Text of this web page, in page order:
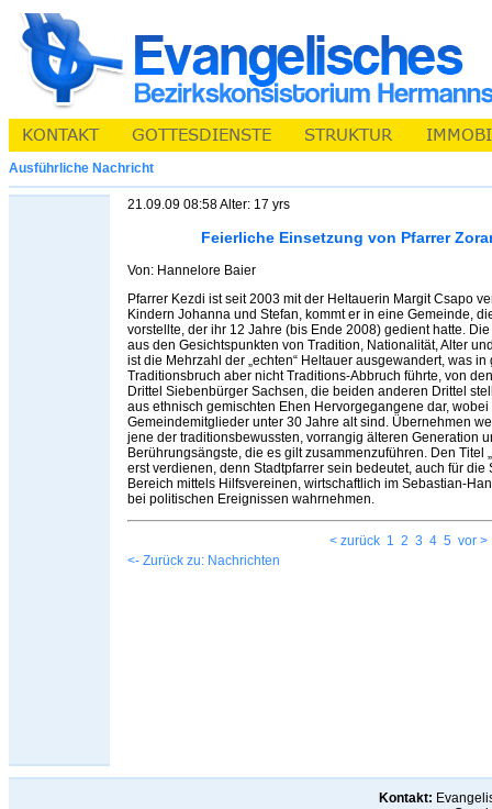
Ausführliche Nachricht
21.09.09 08:58 Alter: 17 yrs
Feierliche Einsetzung von Pfarrer
Von: Hannelore Baier
Pfarrer Kezdi ist seit 2003 mit der Heltauerin Margit Csapo
Kindern Johanna und Stefan, kommt er in eine Gemeinde,
vorstellte, der ihr 12 Jahre (bis Ende 2008) gedient hatte.
aus den Gesichtspunkten von Tradition, Nationalität, Alter
ist die Mehrzahl der „echten“ Heltauer ausgewandert, was
Traditionsbruch aber nicht Traditions-Abbruch führte, von
Drittel Siebenbürger Sachsen, die beiden anderen Drittel
aus ethnisch gemischten Ehen Hervorgegangene dar,
Gemeindemitglieder unter 30 Jahre alt sind. Übernehmen
jene der traditionsbewussten, vorrangig älteren Generation
Berührungsängste, die es gilt zusammenzuführen. Den Titel
erst verdienen, denn Stadtpfarrer sein bedeutet, auch für die
Bereich mittels Hilfsvereinen, wirtschaftlich im Sebastian-
bei politischen Ereignissen wahrnehmen.
< zurück 1 2 3 4 5 vor >
<- Zurück zu: Nachrichten
Kontakt: